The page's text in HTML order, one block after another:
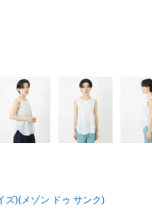
ズ)(メゾン ドゥ サンク)